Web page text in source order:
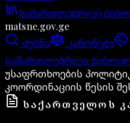
ანგარიში იტვირთება
სამართლებრივი
matsne.gov.ge
ძებნა კანონები
სამართლებრივი
უსაფრთხოების
კოორდინაციის წესის
ᲡᲐᲥᲐᲠᲗᲕᲔᲚᲝᲡ